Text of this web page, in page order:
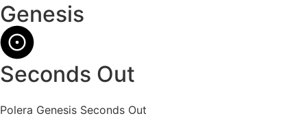
Genesis
Seconds Out
Polera Genesis Seconds Out